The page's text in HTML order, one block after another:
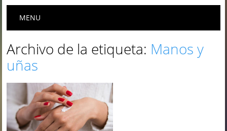
Menú principal
MENU
Archivo de la etiqueta: Manos y
uñas